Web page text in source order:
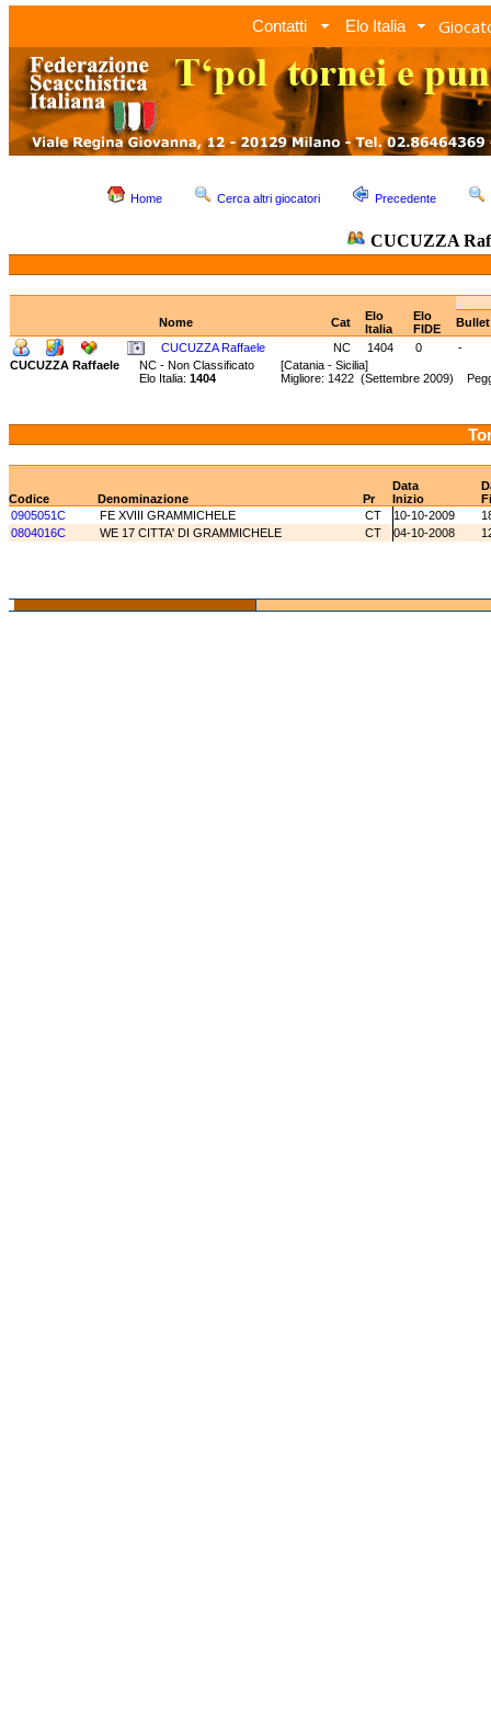
Contatti Elo Italia
Home Cerca altri giocatori Precedente
CUCUZZA
Nome Cat
Elo
Italia
Elo
FIDE
CUCUZZA Raffaele
NC 1404 0
-
CUCUZZA Raffaele
NC - Non Classificato [Catania - Sicilia]
Elo Italia: 1404 Migliore: 1422 (Settembre 2009)
Data
Codice
Denominazione Pr Inizio
0905051C
FE XVIII GRAMMICHELE CT 10-10-2009
0804016C
WE 17 CITTA' DI GRAMMICHELE CT 04-10-2008